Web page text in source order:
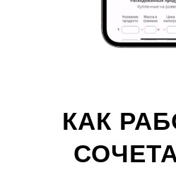
КАК